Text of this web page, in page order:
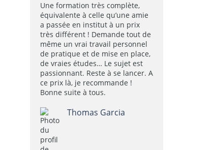
Une formation très complète,
équivalente à celle qu’une amie
a passée en institut à un prix
très différent ! Demande tout de
même un vrai travail personnel
de pratique et de mise en place,
de vraies études… Le sujet est
passionnant. Reste à se lancer. A
ce prix là, je recommande !
Bonne suite à tous.
Thomas Garcia